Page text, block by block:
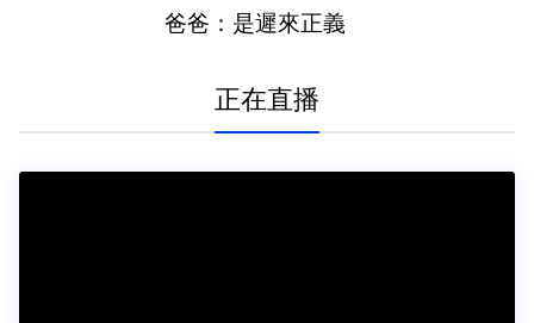
爸爸：是遲來正義
正在直播